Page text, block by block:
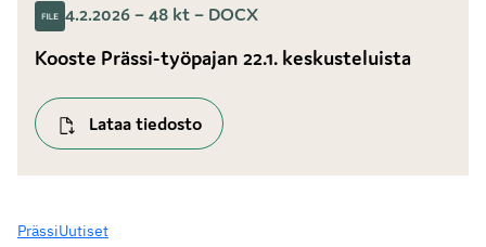
4.2.2026 – 48 kt – DOCX
Kooste Prässi-työpajan 22.1. keskusteluista
Lataa tiedosto
PrässiUutiset